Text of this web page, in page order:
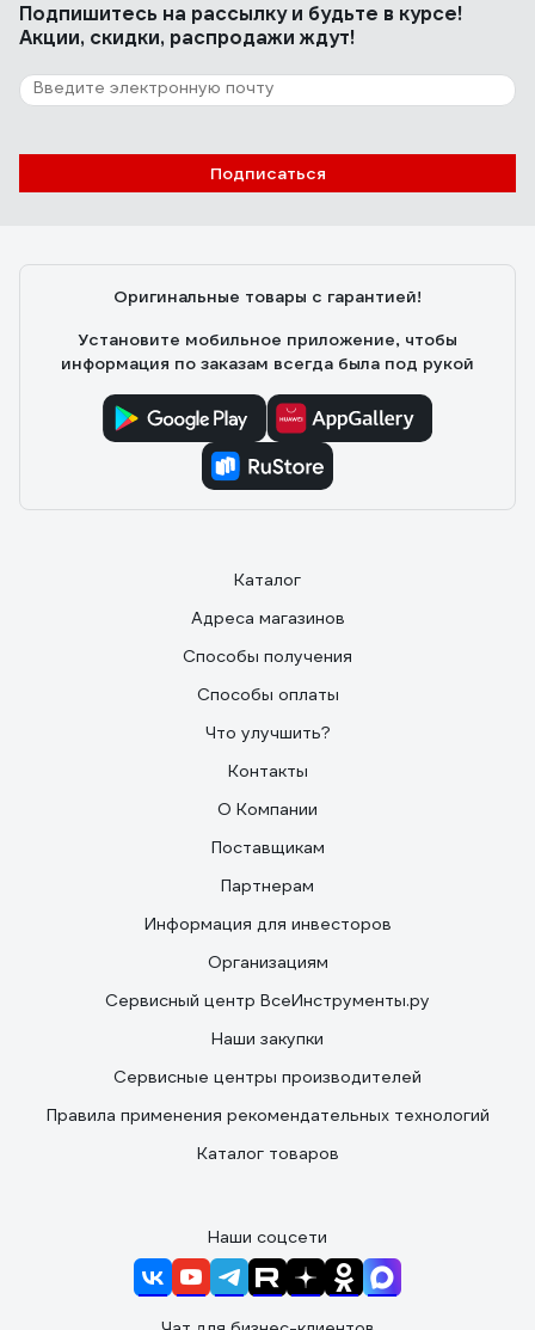
1 отзыв
Отзыв о Protherm Медведь 20 KLOM
Подпишитесь на рассылкуи будьте в курсе!
Акции, скидки, распродажи ждут!
Подписаться
Оригинальные товары с гарантией!
Установите мобильное приложение, чтобы
информация по заказам всегда была под рукой
Каталог
Адреса магазинов
Способы получения
Способы оплаты
Что улучшить?
Контакты
О Компании
Поставщикам
Партнерам
Информация для инвесторов
Организациям
Сервисный центр ВсеИнструменты.ру
Наши закупки
Сервисные центры производителей
Правила применения рекомендательных технологий
Каталог товаров
Наши соцсети